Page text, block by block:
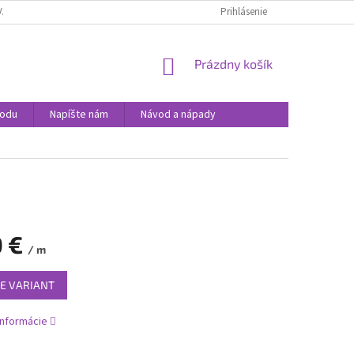
SÚBOROV COOKIES PODMIENKY OCHRANY OSOBNÝCH ÚDAJOV
Prihlásenie
NÁKUPNÝ
Prázdny košík
Napíšte nám
Návod a nápady
€ / m
VARIANT